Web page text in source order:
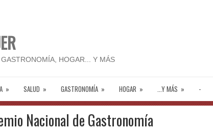
HOGAR... Y MÁS
» SALUD » GASTRONOMÍA » HOGAR » ...Y MÁS » -
Nacional de Gastronomía